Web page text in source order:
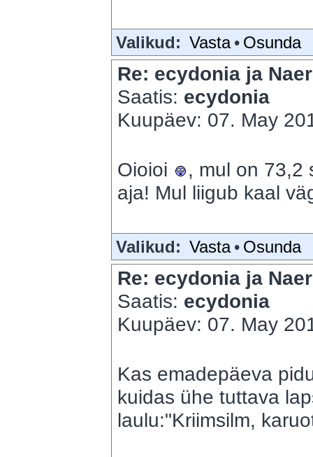
Valikud: Vasta • Osunda
Re: ecydonia ja
Saatis: ecydonia
Kuupäev: 07. May
Oioioi
, mul on
aja! Mul liigub kaal
Valikud: Vasta • Osunda
Re: ecydonia ja
Saatis: ecydonia
Kuupäev: 07. May
Kas emadepäeva
kuidas ühe tuttava
laulu:"Kriimsilm,